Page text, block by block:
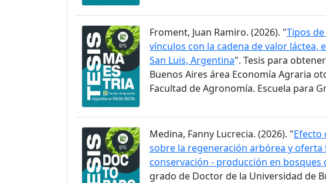
Froment, Juan Ramiro. (2026). "Tipos
vínculos con la cadena de valor láctea,
San Luis, Argentina". Tesis para
Buenos Aires área Economía Agraria
Facultad de Agronomía. Escuela para
Medina, Fanny Lucrecia. (2026). "Efecto
sobre la regeneración arbórea y
conservación - producción en bosques
grado de Doctor de la Universidad de